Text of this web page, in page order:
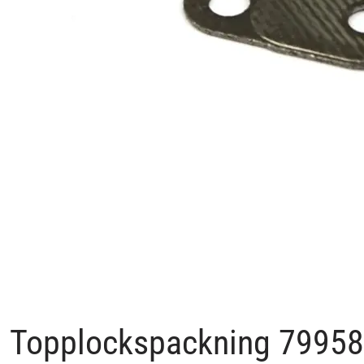
Topplockspackning